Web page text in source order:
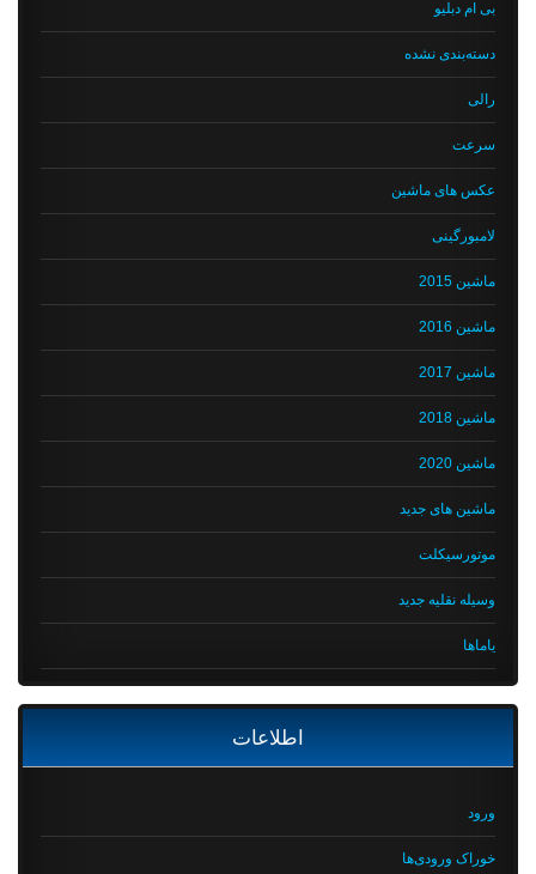
بی ام دبلیو
دسته‌بندی نشده
رالی
سرعت
عکس های ماشین
لامبورگینی
ماشین 2015
ماشین 2016
ماشین 2017
ماشین 2018
ماشین 2020
ماشین های جدید
موتورسیکلت
وسیله نقلیه جدید
یاماها
اطلاعات
ورود
خوراک ورودی‌ها